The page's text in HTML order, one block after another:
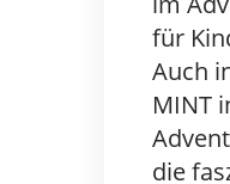
für
Auch
MINT
die